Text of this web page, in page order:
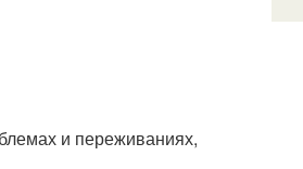
и переживаниях,